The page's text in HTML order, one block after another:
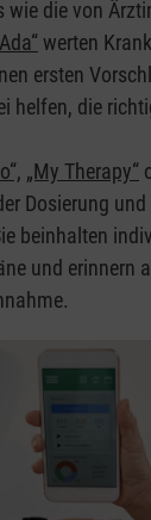
wie die von
werten
ersten
helfen, die
„My Therapy“
Dosierung
beinhalten
und erinnern